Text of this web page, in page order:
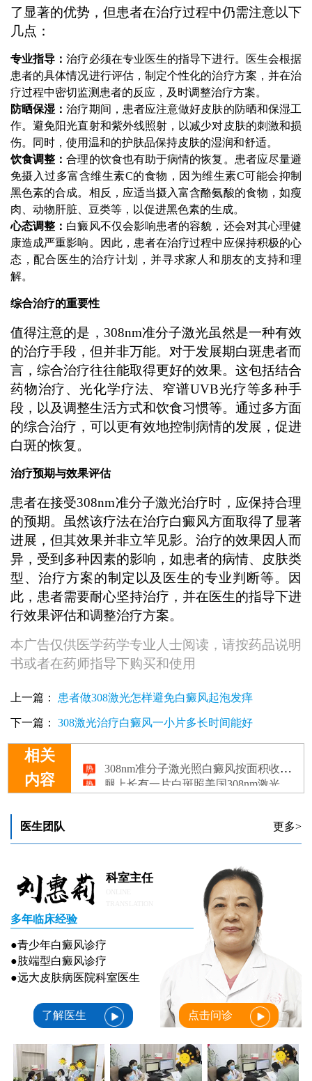
了显著的优势，但患者在治疗过程中仍需注意以下
几点：
专业指导：治疗必须在专业医生的指导下进行。医生会根据
患者的具体情况进行评估，制定个性化的治疗方案，并在治
疗过程中密切监测患者的反应，及时调整治疗方案。
防晒保湿：治疗期间，患者应注意做好皮肤的防晒和保湿工
作。避免阳光直射和紫外线照射，以减少对皮肤的刺激和损
伤。同时，使用温和的护肤品保持皮肤的湿润和舒适。
饮食调整：合理的饮食也有助于病情的恢复。患者应尽量避
免摄入过多富含维生素C的食物，因为维生素C可能会抑制
黑色素的合成。相反，应适当摄入富含酪氨酸的食物，如瘦
肉、动物肝脏、豆类等，以促进黑色素的生成。
心态调整： 白癜风不仅会影响患者的容貌，还会对其心理健
康造成严重影响。因此，患者在治疗过程中应保持积极的心
态，配合医生的治疗计划，并寻求家人和朋友的支持和理
解。
综合治疗的重要性
值得注意的是，308nm准分子激光虽然是一种有效
的治疗手段，但并非万能。对于发展期白斑患者而
言，综合治疗往往能取得更好的效果。这包括结合
药物治疗、光化学疗法、窄谱UVB光疗等多种手
段，以及调整生活方式和饮食习惯等。通过多方面
的综合治疗，可以更有效地控制病情的发展，促进
白斑的恢复。
治疗预期与效果评估
患者在接受308nm准分子激光治疗时，应保持合理
的预期。虽然该疗法在治疗白癜风方面取得了显著
进展，但其效果并非立竿见影。治疗的效果因人而
异，受到多种因素的影响，如患者的病情、皮肤类
型、治疗方案的制定以及医生的专业判断等。因
此，患者需要耐心坚持治疗，并在医生的指导下进
行效果评估和调整治疗方案。
本广告仅供医学药学专业人士阅读，请按药品说明
书或者在药师指导下购买和使用
上一篇： 患者做308激光怎样避免白癜风起泡发痒
下一篇： 308激光治疗白癜风一小片多长时间能好
相关
内容
腿上长有一片白斑照美国308nm激光多少钱
7个月孩子肩膀有一小块白斑照308nm激光多久能好转
医生团队
更多>
科室主任
多年临床经验
●青少年白癜风诊疗
●肢端型白癜风诊疗
●远大皮肤病医院科室医生
了解医生 点击问诊